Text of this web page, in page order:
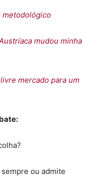
metodológico
mudou minha
mercado para um
ou admite